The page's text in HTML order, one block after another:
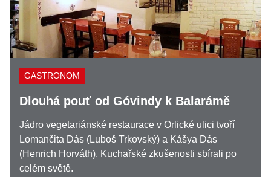
GASTRONOM
Dlouhá pouť od Góvindy k Balarámě
Jádro vegetariánské restaurace v Orlické ulici tvoří
Lomančita Dás (Luboš Trkovský) a Kášya Dás
(Henrich Horváth). Kuchařské zkušenosti sbírali po
celém světě.